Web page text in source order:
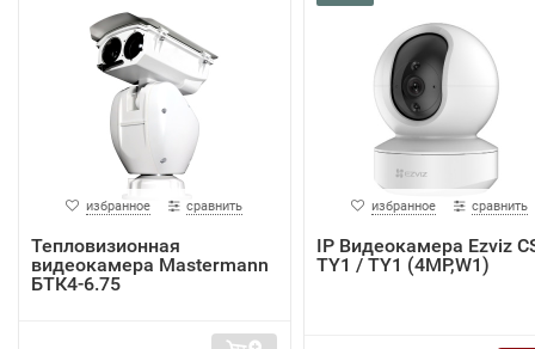
избранное сравнить
Тепловизионная
видеокамера Mastermann
БТК4-6.75
избранное сравнить
IP Видеокамера Ezviz
TY1 / TY1 (4MP,W1)